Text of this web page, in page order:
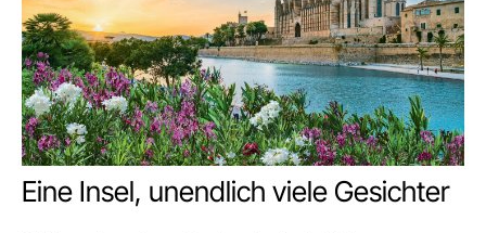
Eine Insel, unendlich viele Gesichter